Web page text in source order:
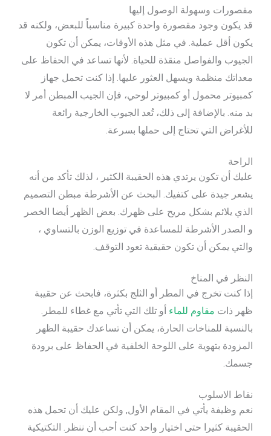
مقصورات وسهولة الوصول إليها
قد يكون وجود مقصورة واحدة كبيرة مناسباً للبعض، ولكنه قد
يكون أقل عملية. في مثل هذه الأوقات، يمكن أن تكون
الجيوب والفواصل منقذة للحياة. لأنها تساعد في الحفاظ على
معداتك منظمة ويسهل العثور عليها. إذا كنت تحمل جهاز
كمبيوتر محمول أو كمبيوتر لوحي، فإن الجيب المبطن أمر لا
بد منه. بالإضافة إلى ذلك، تُعد الجيوب الخارجية رائعة
للأغراض التي تحتاج إلى حملها بسرعة.
الراحة
عليك أن تكون يرتدي هذه الحقيبة الكثير ، لذلك تأكد من أنه
يشعر جيدة على كتفيك. البحث عن الأشرطة مبطن التصميم
الذي يلائم بشكل مريح على ظهرك. بعض الظهر أيضا الخصر
و الصدر الأشرطة للمساعدة في توزيع الوزن بالتساوي ،
والتي يمكن أن تكون حقيقية تعود التوقف.
النظر في المناخ
إذا كنت تخرج في المطر أو الثلج بكثرة، فابحث عن حقيبة
ظهر ذات مقاوم للماء أو تلك التي تأتي مع غطاء للمطر.
بالنسبة للمناخات الحارة، يمكن أن تساعدك حقيبة الظهر
المزودة بتهوية على اللوحة الخلفية في الحفاظ على برودة
جسمك.
نقاط الاسلوب
نعم وظيفة يأتي في المقام الأول, ولكن عليك أن تحمل هذه
الحقيبة كثيرا حتى اختيار واحد كنت أحب أن ننظر. التكتيكية